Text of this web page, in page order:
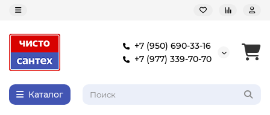
+7 (950) 690-33-16
+7 (977) 339-70-70
Каталог